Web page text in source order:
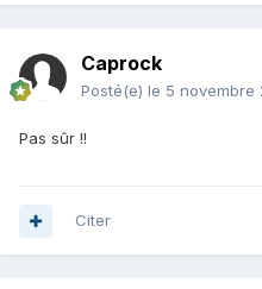
Caprock
Posté(e) le 5 novembre
Pas sûr !!
Citer